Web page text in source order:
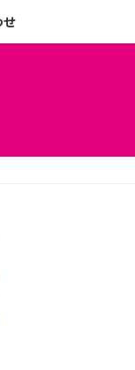
せ